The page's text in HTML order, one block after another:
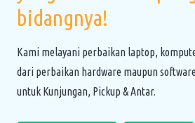
bidangnya!
Kami melayani perbaikan laptop,
dari perbaikan hardware maupun
untuk Kunjungan, Pickup & Antar.